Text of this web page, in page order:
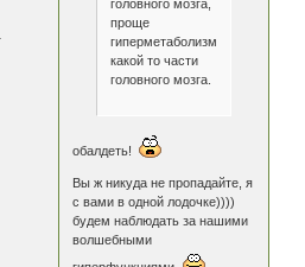
головного мозга,
проще
гиперметаболизм
какой то части
головного мозга.
обалдеть!
Вы ж никуда не пропадайте, я
с вами в одной лодочке))))
будем наблюдать за нашими
волшебными